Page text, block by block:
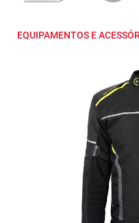
EQUIPAMENTOS E